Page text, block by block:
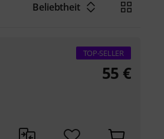
Beliebtheit
TOP-SELLER
55 €